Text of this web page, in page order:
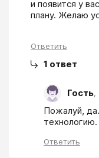
и появится у
плану. Желаю
Ответить
1 ответ
Гость,
Пожалуй,
технологию.
Ответить